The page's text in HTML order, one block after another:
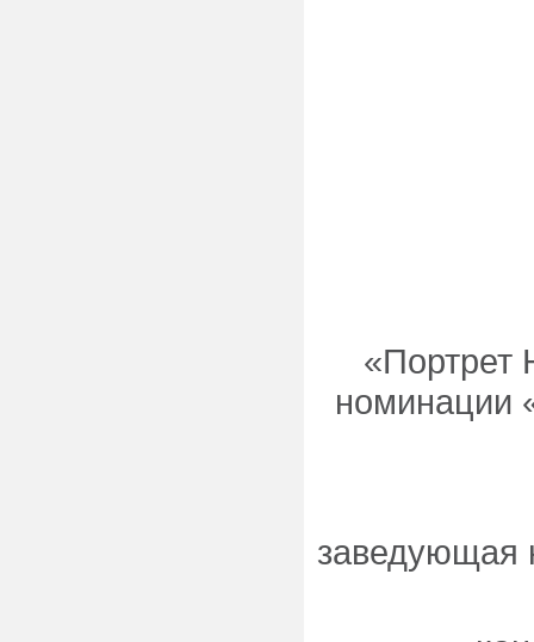
«Портрет
номинации
заведующая